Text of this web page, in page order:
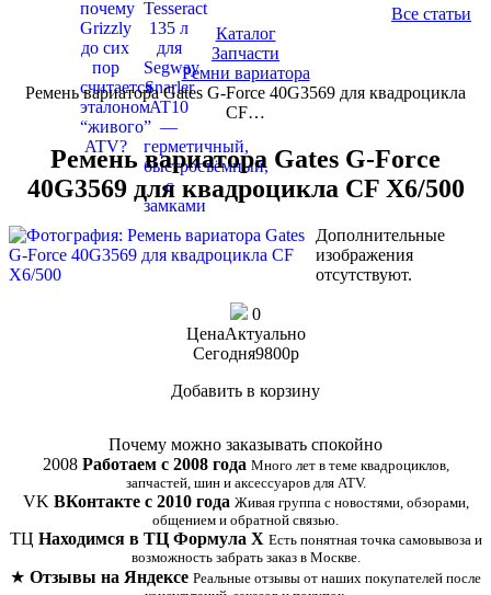
Все статьи
Каталог
Запчасти
Ремни вариатора
Ремень вариатора Gates G-Force 40G3569 для квадроцикла
CF…
Ремень вариатора Gates G-Force
40G3569 для квадроцикла CF X6/500
Дополнительные
изображения
отсутствуют.
0
ЦенаАктуально
Сегодня9800p
Добавить в корзину
Почему можно заказывать спокойно
2008 Работаем с 2008 года Много лет в теме квадроциклов,
запчастей, шин и аксессуаров для ATV.
VK ВКонтакте с 2010 года Живая группа с новостями, обзорами,
общением и обратной связью.
ТЦ Находимся в ТЦ Формула Х Есть понятная точка самовывоза и
возможность забрать заказ в Москве.
★ Отзывы на Яндексе Реальные отзывы от наших покупателей после